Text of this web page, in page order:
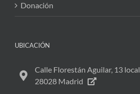
Donación
UBICACIÓN
Calle Florestán Aguilar, 13 local
28028 Madrid